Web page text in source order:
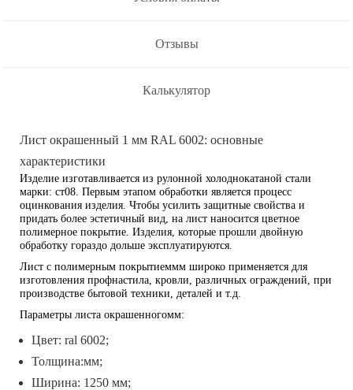
Отзывы
Калькулятор
Лист окрашенный 1 мм RAL 6002: основные
характеристики
Изделие изготавливается из рулонной холоднокатаной стали
марки: ст08. Первым этапом обработки является процесс
оцинкования изделия. Чтобы усилить защитные свойства и
придать более эстетичный вид, на лист наносится цветное
полимерное покрытие. Изделия, которые прошли двойную
обработку гораздо дольше эксплуатируются.
Лист с полимерным покрытиеммм широко применяется для
изготовления профнастила, кровли, различных ограждений, при
производстве бытовой техники, деталей и т.д.
Параметры листа окрашенногомм:
Цвет: ral 6002;
Толщина:мм;
Ширина: 1250 мм;